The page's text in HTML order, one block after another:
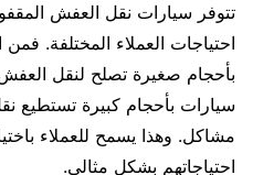
تتوفر سيارات نقل العفش
احتياجات العملاء المختلفة.
بأحجام صغيرة تصلح لنقل
سيارات بأحجام كبيرة تستطيع
مشاكل. وهذا يسمح للعملاء
احتياجاتهم بشكل مثالي.